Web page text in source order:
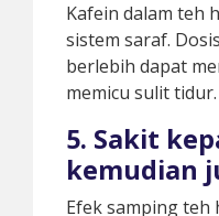
Kafein dalam teh
sistem saraf.
berlebih dapat
memicu sulit tidur.
5. Sakit
kemudian
Efek samping teh